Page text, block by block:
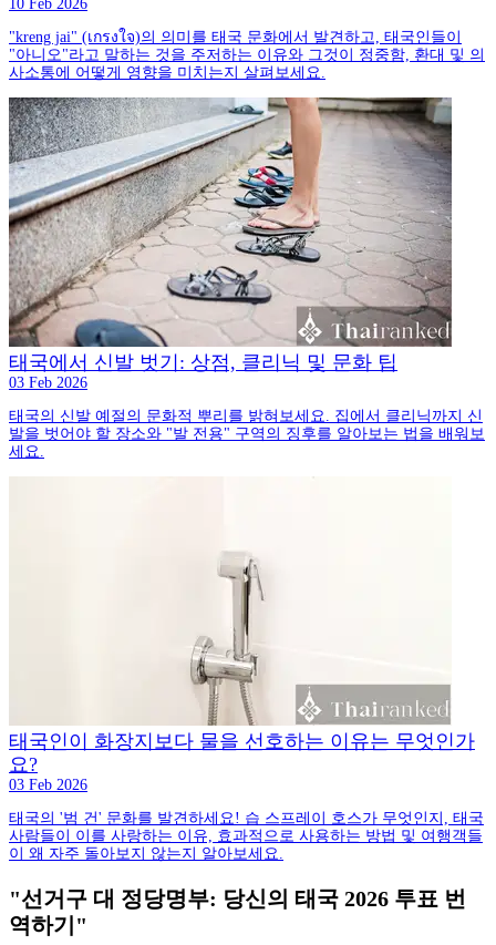
10 Feb 2026
"kreng jai" (เกรงใจ)의 의미를 태국 문화에서 발견하고, 태국인들이
"아니오"라고 말하는 것을 주저하는 이유와 그것이 정중함, 환대 및 의
사소통에 어떻게 영향을 미치는지 살펴보세요.
태국에서 신발 벗기: 상점, 클리닉 및 문화 팁
03 Feb 2026
태국의 신발 예절의 문화적 뿌리를 밝혀보세요. 집에서 클리닉까지 신
발을 벗어야 할 장소와 "발 전용" 구역의 징후를 알아보는 법을 배워보
세요.
태국인이 화장지보다 물을 선호하는 이유는 무엇인가
요?
03 Feb 2026
태국의 '범 건' 문화를 발견하세요! 습 스프레이 호스가 무엇인지, 태국
사람들이 이를 사랑하는 이유, 효과적으로 사용하는 방법 및 여행객들
이 왜 자주 돌아보지 않는지 알아보세요.
"선거구 대 정당명부: 당신의 태국 2026 투표 번
역하기"